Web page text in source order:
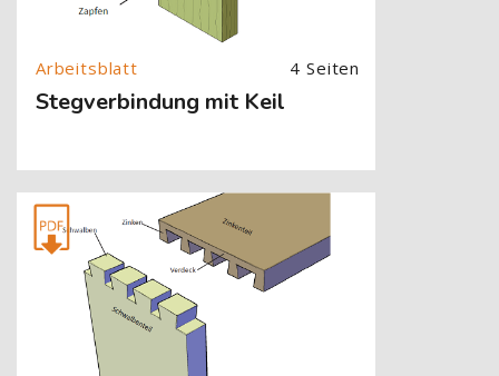
4 Seiten
Stegverbindung mit Keil
[Cocoon] About (Text with Image) überspringen